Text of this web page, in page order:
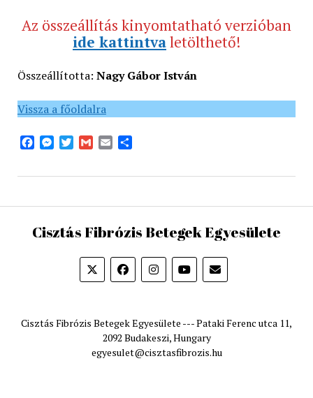
Az összeállítás kinyomtatható verzióban
ide kattintvaletölthető!
Összeállította: Nagy Gábor István
Vissza a főoldalra
FacebookMessenger
TwitterGmailEmail
Cisztás Fibrózis Betegek Egyesülete
Cisztás Fibrózis Betegek Egyesülete --- Pataki Ferenc utca 11,
2092 Budakeszi, Hungary
egyesulet@cisztasfibrozis.hu